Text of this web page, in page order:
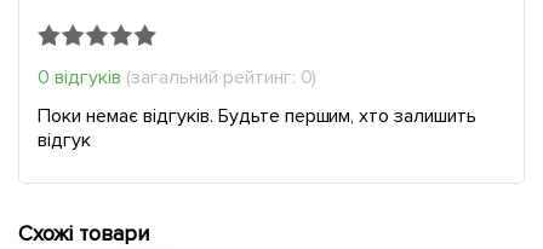
0 відгуків (загальний рейтинг: 0)
Поки немає відгуків. Будьте першим, хто залишить
відгук
Схожі товари